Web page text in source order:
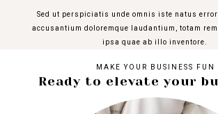
Sed ut perspiciatis unde omnis iste natus
accusantium doloremque laudantium, totam
ipsa quae ab illo inventore.
MAKE YOUR BUSINESS FUN
Ready to elevate your